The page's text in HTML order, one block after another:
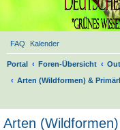
FAQ Kalender
Portal Foren-Übersicht
Arten (Wildformen) &
Arten